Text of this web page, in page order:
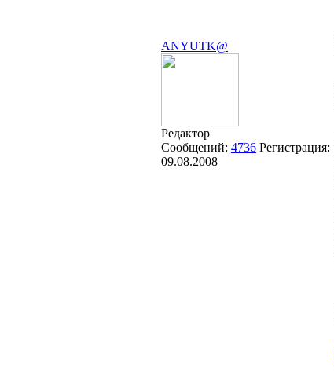
ANYUTK@
Редактор
Сообщений: 4736 Регистрация:
09.08.2008